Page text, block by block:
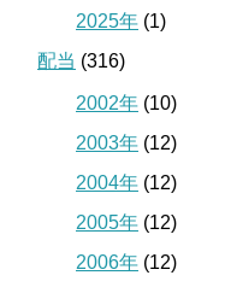
2025年 (1)
配当 (316)
2002年 (10)
2003年 (12)
2004年 (12)
2005年 (12)
2006年 (12)